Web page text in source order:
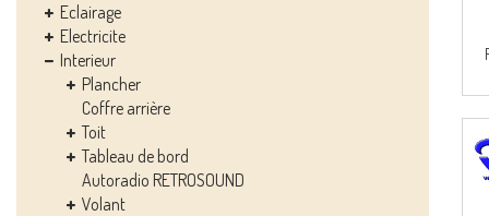
Eclairage
Electricite
Interieur
Plancher
Coffre arrière
Toit
Tableau de bord
Autoradio RETROSOUND
Volant